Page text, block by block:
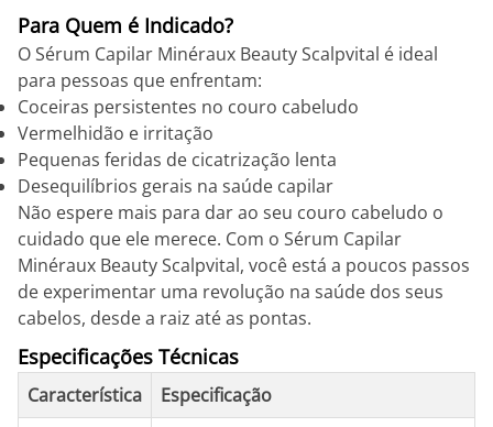
Para Quem é Indicado?
O Sérum Capilar Minéraux Beauty Scalpvital é ideal
para pessoas que enfrentam:
Coceiras persistentes no couro cabeludo
Vermelhidão e irritação
Pequenas feridas de cicatrização lenta
Desequilíbrios gerais na saúde capilar
Não espere mais para dar ao seu couro cabeludo o
cuidado que ele merece. Com o Sérum Capilar
Minéraux Beauty Scalpvital, você está a poucos passos
de experimentar uma revolução na saúde dos seus
cabelos, desde a raiz até as pontas.
Especificações Técnicas
Característica
Especificação